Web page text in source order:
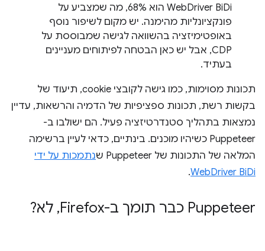
WebDriver BiDi הוא 68%, מה שמצביע על
פונקציונליות מהימנה. יש מקום לשיפור נוסף
באופטימיזציה בהשוואה לגישה שמבוססת על
CDP, אבל יש כאן הבטחה לפיתוחים מעניינים
בעתיד.
תכונות מסוימות, כמו גישה לקובצי cookie, תיעוד של
בקשות רשת, תכונות ספציפיות של הדמיה והרשאות, עדיין
נמצאות בתהליך סטנדרטיזציה פעיל. הם ישולבו ב-
Puppeteer כשיהיו מוכנים. בינתיים, כדאי לעיין ברשימה
המלאה של התכונות של Puppeteer ש
נתמכות על ידי
WebDriver BiDi
.
Puppeteer כבר תומך ב-Firefox , לא?